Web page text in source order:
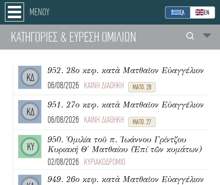
ΜΕΝΟΥ ΕΛ ΕΝ
ΚΑΤΗΓΟΡΙΕΣ & ΕΥΡΕΣΗ ΟΜΙΛΙΩΝ
ΚΔ
952. 28ο κεφ. κατὰ Ματθαῖον Εὐαγγέλιον
06/08/2026 ΚΑΙΝΗ ΔΙΑΘΗΚΗ ΜΑΤΘ. 28
ΚΔ
951. 27ο κεφ. κατὰ Ματθαῖον Εὐαγγέλιον
06/08/2026 ΚΑΙΝΗ ΔΙΑΘΗΚΗ ΜΑΤΘ. 27
ΚΥ
950. Ὁμιλία τοῦ π. Ἰωάννου Γρίντζου
Κυριακή Θ΄ Ματθαίου (Ἐπί τῶν κυμάτων)
02/08/2026 ΚΥΡΙΑΚΟΔΡΟΜΙΟ
949. 26ο κεφ. κατὰ Ματθαῖον Εὐαγγέλιον